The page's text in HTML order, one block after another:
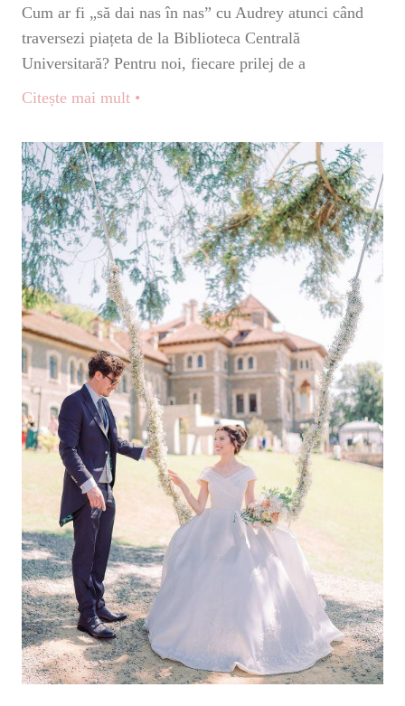
Cum ar fi „să dai nas în nas” cu Audrey atunci când
traversezi piațeta de la Biblioteca Centrală
Universitară? Pentru noi, fiecare prilej de a
Citește mai mult •